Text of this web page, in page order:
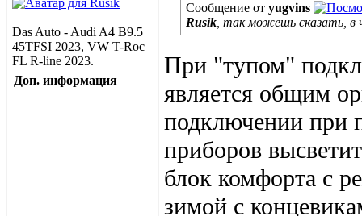
Das Auto - Audi A4 B9.5
45TFSI 2023, VW T-Roc
FL R-line 2023.
Доп. информация
Сообщение от yugvins
Rusik , так можешь сказать, в
При "тупом"
является общим
подключении при
приборов
блок комфорта с
зимой с